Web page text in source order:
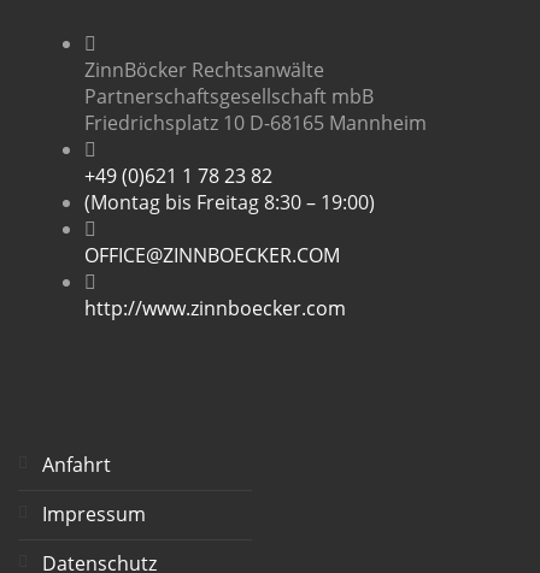
ZinnBöcker Rechtsanwälte
Partnerschaftsgesellschaft mbB
Friedrichsplatz 10 D-68165 Mannheim
+49 (0)621 1 78 23 82
(Montag bis Freitag 8:30 – 19:00)
OFFICE@ZINNBOECKER.COM
http://www.zinnboecker.com
Anfahrt
Impressum
Datenschutz